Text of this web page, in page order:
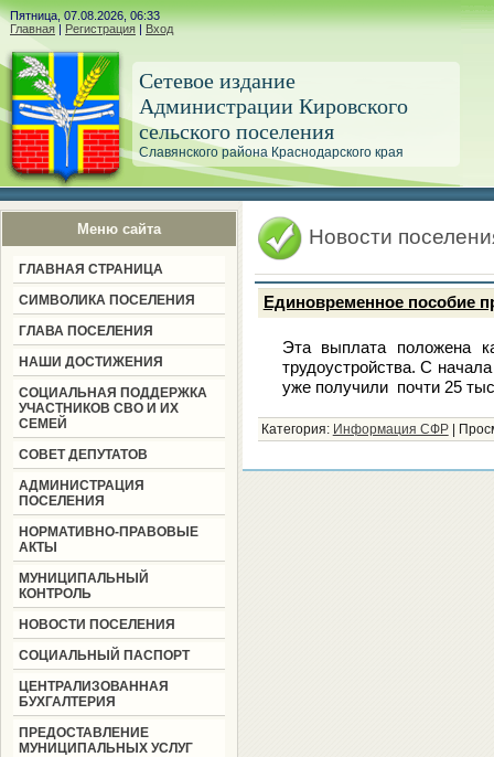
Пятница, 07.08.2026, 06:33
Главная | Регистрация | Вход
Сетевое издание
Администрации Кировского
сельского поселения
Славянского района Краснодарского края
Меню сайта
ГЛАВНАЯ СТРАНИЦА
СИМВОЛИКА ПОСЕЛЕНИЯ
ГЛАВА ПОСЕЛЕНИЯ
НАШИ ДОСТИЖЕНИЯ
СОЦИАЛЬНАЯ ПОДДЕРЖКА
УЧАСТНИКОВ СВО И ИХ
СЕМЕЙ
СОВЕТ ДЕПУТАТОВ
АДМИНИСТРАЦИЯ
ПОСЕЛЕНИЯ
НОРМАТИВНО-ПРАВОВЫЕ
АКТЫ
МУНИЦИПАЛЬНЫЙ
КОНТРОЛЬ
НОВОСТИ ПОСЕЛЕНИЯ
СОЦИАЛЬНЫЙ ПАСПОРТ
ЦЕНТРАЛИЗОВАННАЯ
БУХГАЛТЕРИЯ
ПРЕДОСТАВЛЕНИЕ
МУНИЦИПАЛЬНЫХ УСЛУГ
Новости
Единовременное пособие
Эта выплата положена
трудоустройства. С
уже получили почти 25
Категория: Информация СФР